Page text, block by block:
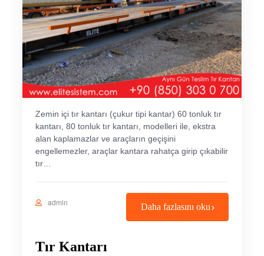
Zemin içi tır kantarı (çukur tipi kantar) 60 tonluk tır
kantarı, 80 tonluk tır kantarı, modelleri ile, ekstra
alan kaplamazlar ve araçların geçişini
engellemezler, araçlar kantara rahatça girip çıkabilir
tır…
admin Daha fazlasını oku
Tır Kantarı